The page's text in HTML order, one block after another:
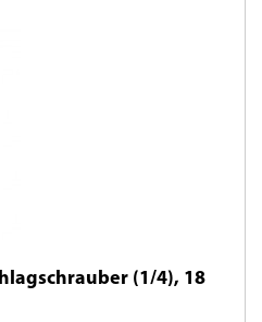
(1/4), 18